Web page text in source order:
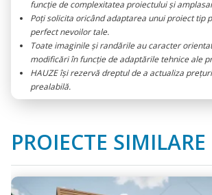
funcție de complexitatea proiectului și
Poți solicita oricând adaptarea unui proiect tip
perfect nevoilor tale.
Toate imaginile și randările au caracter
modificări în funcție de adaptările tehnice ale
HAUZE își rezervă dreptul de a actualiza
prealabilă.
PROIECTE SIMILARE